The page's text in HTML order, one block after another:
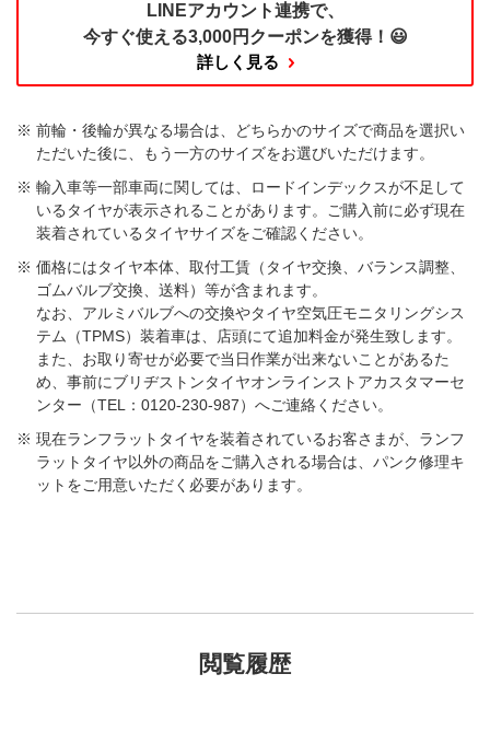
LINEアカウント連携で、
今すぐ使える3,000円クーポンを獲得！😃
詳しく見る
前輪・後輪が異なる場合は、どちらかのサイズで商品を選択い
ただいた後に、もう一方のサイズをお選びいただけます。​
輸入車等一部車両に関しては、ロードインデックスが不足して
いるタイヤが表示されることがあります。ご購入前に必ず現在
装着されているタイヤサイズをご確認ください。
価格にはタイヤ本体、取付工賃（タイヤ交換、バランス調整、
ゴムバルブ交換、送料）等が含まれます。
なお、アルミバルブへの交換やタイヤ空気圧モニタリングシス
テム（TPMS）装着車は、店頭にて追加料金が発生致します。
また、お取り寄せが必要で当日作業が出来ないことがあるた
め、事前にブリヂストンタイヤオンラインストアカスタマーセ
ンター（TEL：0120-230-987）へご連絡ください。
現在ランフラットタイヤを装着されているお客さまが、ランフ
ラットタイヤ以外の商品をご購入される場合は、パンク修理キ
ットをご用意いただく必要があります。
閲覧履歴